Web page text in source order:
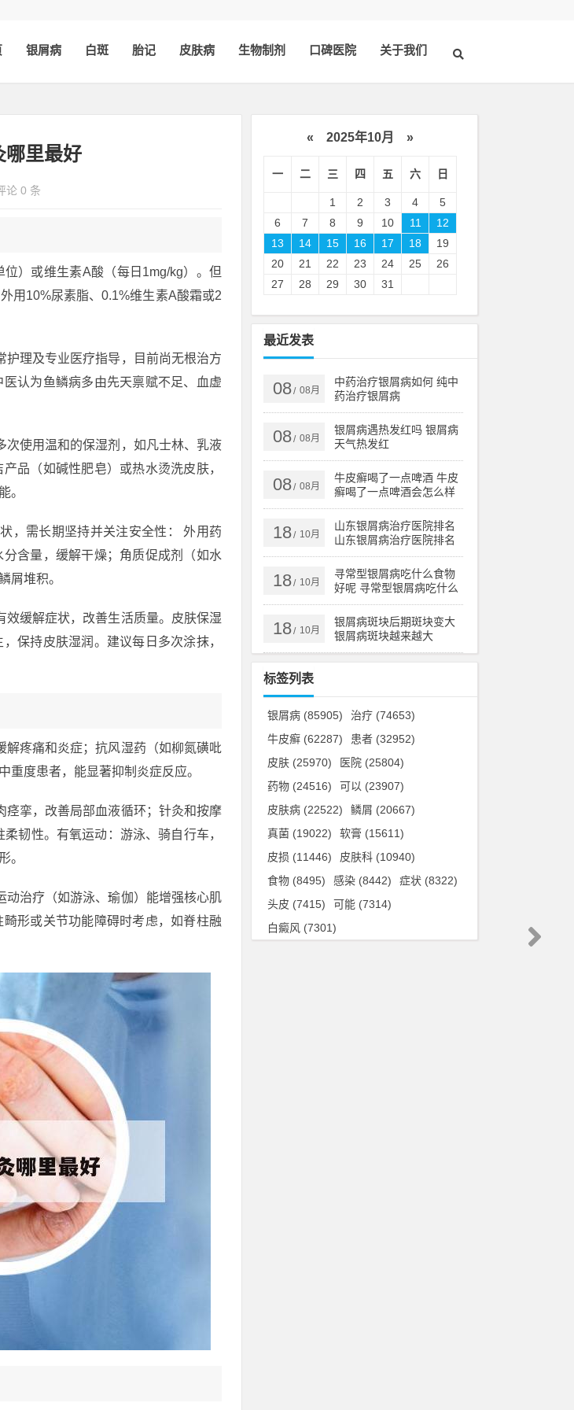
银屑病 白斑 胎记 皮肤病 生物制剂 口碑医院 关于我们
哪里最好
论 0 条
）或维生素A酸（每日1mg/kg）。但
用10%尿素脂、0.1%维生素A酸霜或2
理及专业医疗指导，目前尚无根治方
认为鱼鳞病多由先天禀赋不足、血虚
使用温和的保湿剂，如凡士林、乳液
品（如碱性肥皂）或热水烫洗皮肤，
。
，需长期坚持并关注安全性： 外用药
含量，缓解干燥；角质促成剂（如水
屑堆积。
缓解症状，改善生活质量。皮肤保湿
保持皮肤湿润。建议每日多次涂抹，
疼痛和炎症；抗风湿药（如柳氮磺吡
重度患者，能显著抑制炎症反应。
挛，改善局部血液循环；针灸和按摩
韧性。有氧运动：游泳、骑自行车，
。
治疗（如游泳、瑜伽）能增强核心肌
形或关节功能障碍时考虑，如脊柱融
« 2025年10月 »
一 二 三 四 五 六 日
1 2 3 4
5
6
7 8 9 10 11
12
13
14 15 16 17 18
19
20
21 22 23 24 25
26
27
28 29 30 31
最近发表
08/ 08月
中药治疗银屑病如何 纯中
药治疗银屑病
08/ 08月
银屑病遇热发红吗 银屑病
天气热发红
08/ 08月
牛皮癣喝了一点啤酒 牛皮
癣喝了一点啤酒会怎么样
18/ 10月
山东银屑病治疗医院排名
山东银屑病治疗医院排名
榜
18/ 10月
寻常型银屑病吃什么食物
好呢 寻常型银屑病吃什么
药效果好
18/ 10月
银屑病斑块后期斑块变大
银屑病斑块越来越大
标签列表
银屑病 (85905) 治疗 (74653)
牛皮癣 (62287) 患者 (32952)
皮肤 (25970) 医院 (25804)
药物 (24516) 可以 (23907)
皮肤病 (22522) 鳞屑 (20667)
真菌 (19022) 软膏 (15611)
皮损 (11446) 皮肤科 (10940)
食物 (8495) 感染 (8442) 症状 (8322)
头皮 (7415) 可能 (7314)
白癜风 (7301)